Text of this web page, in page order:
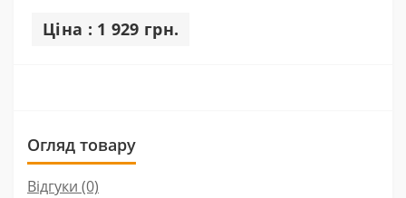
Ціна : 1 929 грн.
Огляд товару
Відгуки (0)